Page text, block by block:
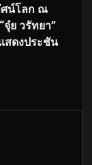
ศน์โลก ณ
ย วรัทยา”
ดงประชัน